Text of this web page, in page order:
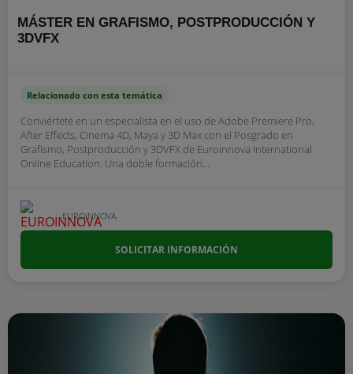
MÁSTER EN GRAFISMO, POSTPRODUCCIÓN Y
3DVFX
Relacionado con esta temática
Conviértete en un especialista en el uso de Adobe Premiere Pro,
After Effects, Cinema 4D, Maya y 3D Max con el Posgrado en
Grafismo, Postproducción y 3DVFX de Euroinnova International
Online Education. Una doble formación...
EUROINNOVA
SOLICITAR INFORMACIÓN